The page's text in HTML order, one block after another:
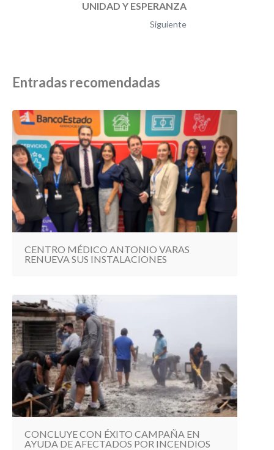
UNIDAD Y ESPERANZA
Siguiente
Entradas recomendadas
CENTRO MÉDICO ANTONIO VARAS
RENUEVA SUS INSTALACIONES
CONCLUYE CON ÉXITO CAMPAÑA EN
AYUDA DE AFECTADOS POR INCENDIOS